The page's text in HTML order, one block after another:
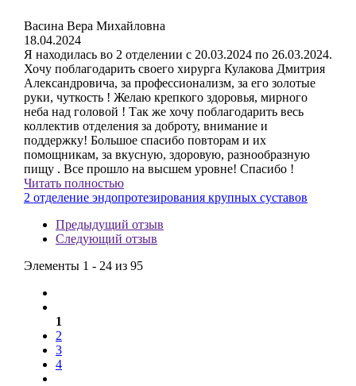
Васина Вера Михайловна
18.04.2024
Я находилась во 2 отделении с 20.03.2024 по 26.03.2024.
Хочу поблагодарить своего хирурга Кулакова Дмитрия
Александровича, за профессионализм, за его золотые
руки, чуткость ! Желаю крепкого здоровья, мирного
неба над головой ! Так же хочу поблагодарить весь
коллектив отделения за доброту, внимание и
поддержку! Большое спасибо повторам и их
помощникам, за вкусную, здоровую, разнообразную
пищу . Все прошло на высшем уровне! Спасибо !
Читать полностью
2 отделение эндопротезирования крупных суставов
Предыдущий отзыв
Следующий отзыв
Элементы 1 - 24 из 95
1
2
3
4